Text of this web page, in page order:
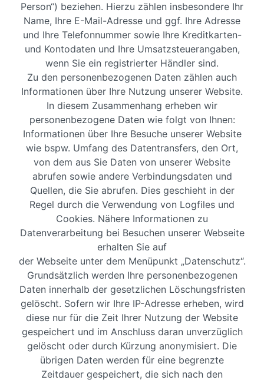
Person“) beziehen. Hierzu zählen insbesondere Ihr
Name, Ihre E-Mail-Adresse und ggf. Ihre Adresse
und Ihre Telefonnummer sowie Ihre Kreditkarten-
und Kontodaten und Ihre Umsatzsteuerangaben,
wenn Sie ein registrierter Händler sind.
Zu den personenbezogenen Daten zählen auch
Informationen über Ihre Nutzung unserer Website.
In diesem Zusammenhang erheben wir
personenbezogene Daten wie folgt von Ihnen:
Informationen über Ihre Besuche unserer Website
wie bspw. Umfang des Datentransfers, den Ort,
von dem aus Sie Daten von unserer Website
abrufen sowie andere Verbindungsdaten und
Quellen, die Sie abrufen. Dies geschieht in der
Regel durch die Verwendung von Logfiles und
Cookies. Nähere Informationen zu
Datenverarbeitung bei Besuchen unserer Webseite
erhalten Sie auf
der Webseite unter dem Menüpunkt „Datenschutz“.
Grundsätzlich werden Ihre personenbezogenen
Daten innerhalb der gesetzlichen Löschungsfristen
gelöscht. Sofern wir Ihre IP-Adresse erheben, wird
diese nur für die Zeit Ihrer Nutzung der Website
gespeichert und im Anschluss daran unverzüglich
gelöscht oder durch Kürzung anonymisiert. Die
übrigen Daten werden für eine begrenzte
Zeitdauer gespeichert, die sich nach den